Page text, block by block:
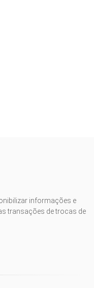
informações e
transações de trocas de